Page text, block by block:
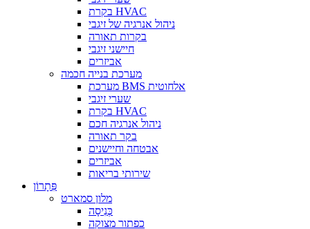
בקרת HVAC
ניהול אנרגיה של זיגבי
בקרות תאורה
חיישני זיגבי
אביזרים
מערכת בנייה חכמה
מערכת BMS אלחוטית
שערי זיגבי
בקרת HVAC
ניהול אנרגיה חכם
בקר תאורה
אבטחה וחיישנים
אביזרים
שירותי בריאות
פִּתָרוֹן
מלון סמארט
כְּנִיסָה
כפתור מצוקה